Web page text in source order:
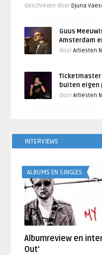
Geschreven door Djuna
Guus
Amsterdam
doorArtiesten
buiten
doorArtiesten
INTERVIEWS
ALBUMS EN SINGLES
Albumreview en
Out’